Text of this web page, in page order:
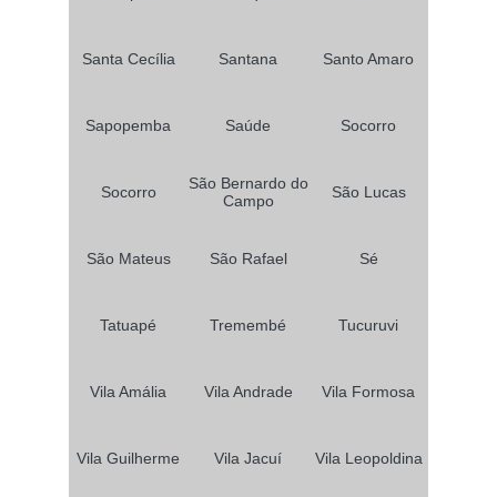
onde encontro peruca front lace preta no Jardim Ana Rosa
peruca front lace cabelo humano no Jardim Mendes Gaia
quanto custa peruca front lace loira no Jardim Peri Peri
Santa Cecília Santana Santo Amaro
Sapopemba Saúde Socorro
Socorro
São Bernardo do
Campo
São Lucas
São Mateus São Rafael Sé
Tatuapé Tremembé Tucuruvi
Vila Amália Vila Andrade Vila Formosa
Vila Guilherme Vila Jacuí Vila Leopoldina